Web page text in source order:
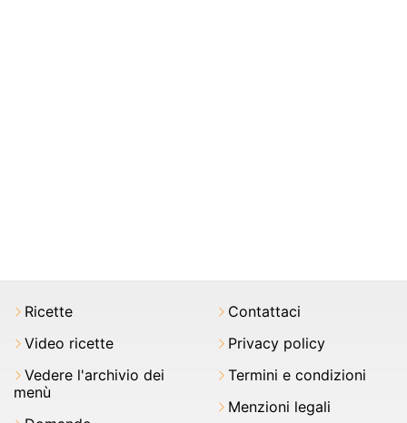
Ricette
Video ricette
Vedere l'archivio dei
menù
Contattaci
Privacy policy
Termini e condizioni
Menzioni legali